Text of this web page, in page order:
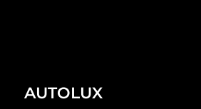
AUTOLUX